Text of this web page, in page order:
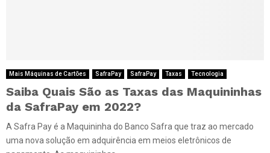
Mais Máquinas de Cartões SafraPay SafraPay Taxas Tecnologia
Saiba Quais São as Taxas das Maquininhas
da SafraPay em 2022?
A Safra Pay é a Maquininha do Banco Safra que traz ao mercado
uma nova solução em adquirência em meios eletrônicos de